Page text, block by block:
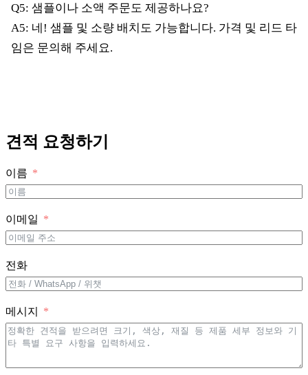
Q5: 샘플이나 소액 주문도 제공하나요?
A5: 네! 샘플 및 소량 배치도 가능합니다. 가격 및 리드 타
임은 문의해 주세요.
견적 요청하기
이름
이메일
전화
메시지